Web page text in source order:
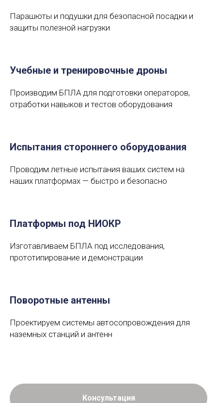
Парашюты и подушки для безопасной посадки и
защиты полезной нагрузки
Учебные и тренировочные дроны
Производим БПЛА для подготовки операторов,
отработки навыков и тестов оборудования
Испытания стороннего оборудования
Проводим летные испытания ваших систем на
наших платформах — быстро и безопасно
Платформы под НИОКР
Изготавливаем БПЛА под исследования,
прототипирование и демонстрации
Поворотные антенны
Проектируем системы автосопровождения для
наземных станций и антенн
Консультация